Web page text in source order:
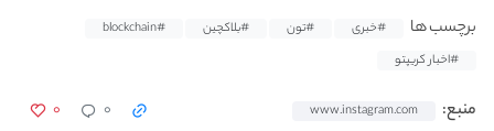
برچسب ها #خبری #تون #بلاکچین
#blockchain
#اخبار کریپتو
منبع: www.instagram.com ۰ ۰